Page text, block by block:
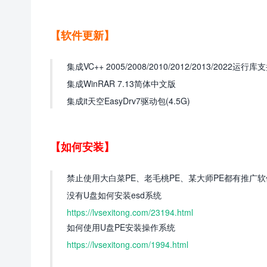
【软件更新】
集成VC++ 2005/2008/2010/2012/2013/2022运行库
集成WinRAR 7.13简体中文版
集成it天空EasyDrv7驱动包(4.5G)
【如何安装】
禁止使用大白菜PE、老毛桃PE、某大师PE都有推广
没有U盘如何安装esd系统
https://lvsexitong.com/23194.html
如何使用U盘PE安装操作系统
https://lvsexitong.com/1994.html